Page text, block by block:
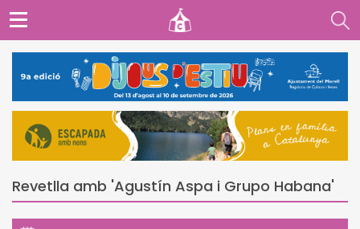
Revetlla amb 'Agustín Aspa i Grupo Habana'